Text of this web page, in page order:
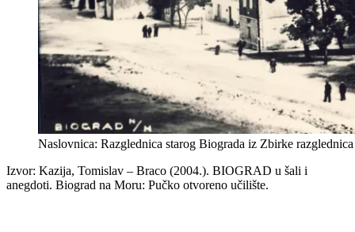
Naslovnica: Razglednica starog Biograda iz Zbirke
Izvor: Kazija, Tomislav – Braco (2004.). BIOGRAD u šali i
anegdoti. Biograd na Moru: Pučko otvoreno učilište.